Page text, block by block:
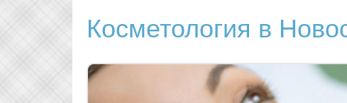
Косметология в